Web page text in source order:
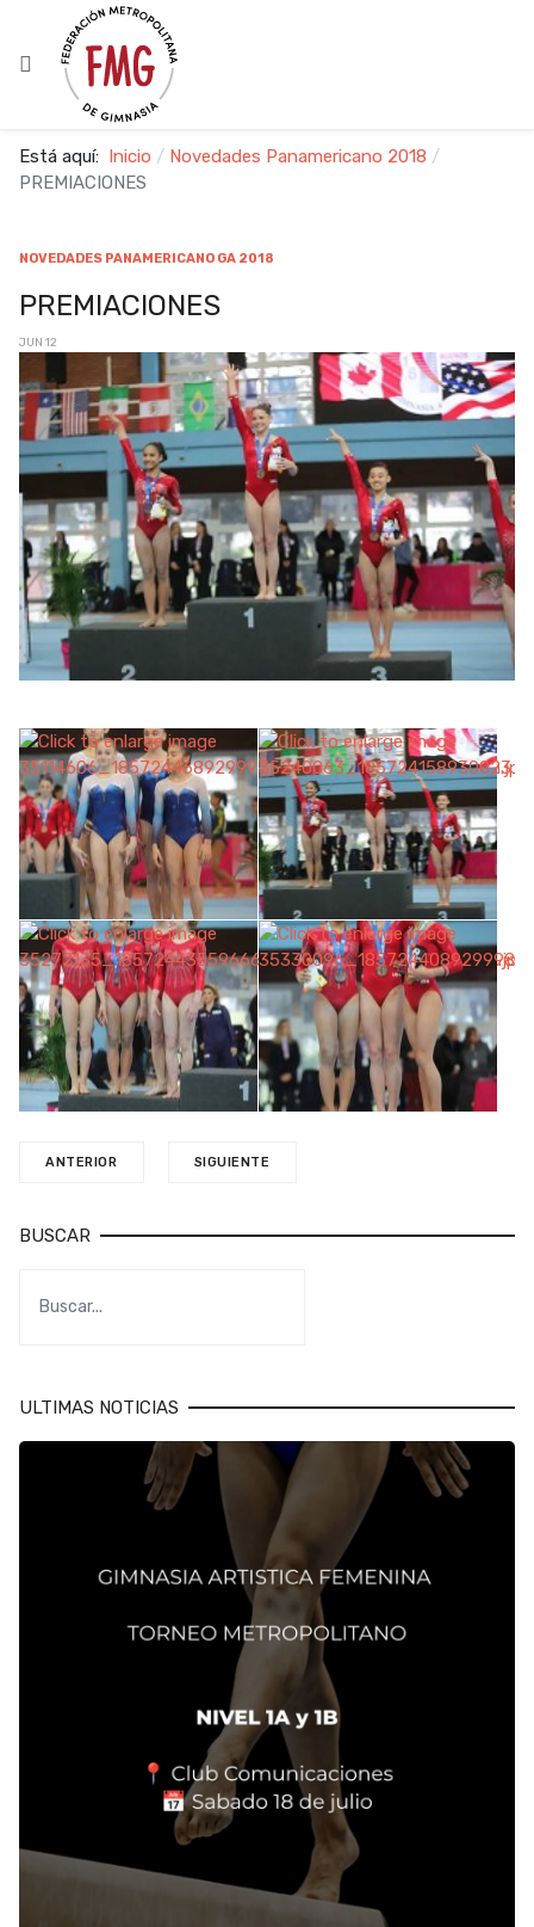
Está aquí: Inicio
Novedades Panamericano 2018
PREMIACIONES
NOVEDADES PANAMERICANO GA 2018
PREMIACIONES
JUN 12
ANTERIOR SIGUIENTE
BUSCAR
ULTIMAS NOTICIAS